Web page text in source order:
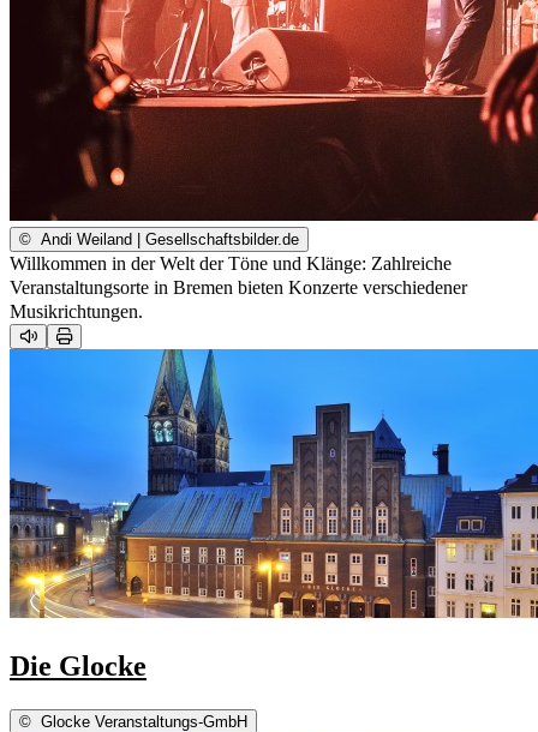
© Andi Weiland | Gesellschaftsbilder.de
Willkommen in der Welt der Töne und Klänge: Zahlreiche
Veranstaltungsorte in Bremen bieten Konzerte verschiedener
Musikrichtungen.
Die Glocke
© Glocke Veranstaltungs-GmbH